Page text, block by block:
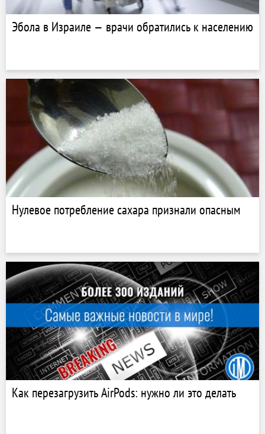
Эбола в Израиле — врачи обратились к населению
Нулевое потребление сахара признали опасным
Как перезагрузить AirPods: нужно ли это делать